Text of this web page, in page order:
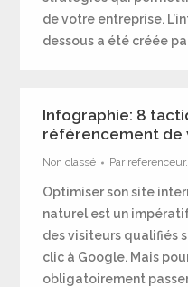
de votre entreprise.
dessous a été créée
Infographie: 8
référencement de
Non classé Par
Optimiser son site
naturel est un
des visiteurs qualifiés
clic à Google. Mais
obligatoirement